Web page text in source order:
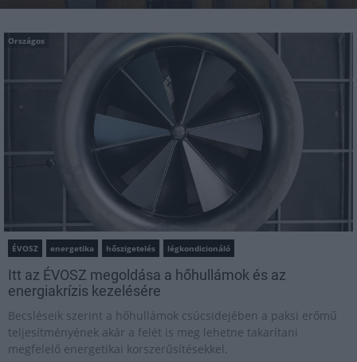
Országos
ÉVOSZ energetika hőszigetelés légkondicionáló
Itt az ÉVOSZ megoldása a hőhullámok és az
energiakrízis kezelésére
Becsléseik szerint a hőhullámok csúcsidejében a paksi erőmű
teljesítményének akár a felét is meg lehetne takarítani
megfelelő energetikai korszerűsítésekkel.